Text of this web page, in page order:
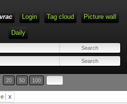
Login Tag cloud Picture wall
Daily
20 50 100
x